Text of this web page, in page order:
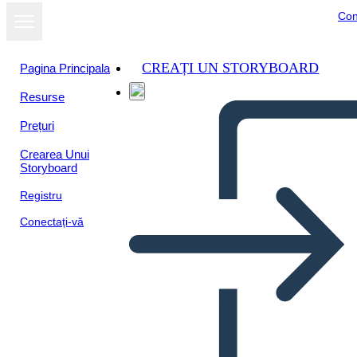
Pagina Principala
Resurse
Prețuri
Crearea Unui
Storyboard
Registru
Conectați-vă
CREAȚI UN STORYBOARD